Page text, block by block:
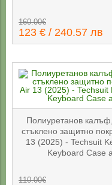
160.00€
123 € / 240.57 лв
Полиуретанов
стъклено защитно
13 (2025) - Techsuit
Keyboard Case
110.00€